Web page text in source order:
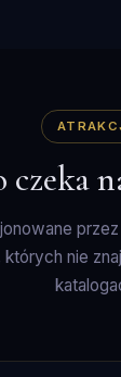
czeka
nie